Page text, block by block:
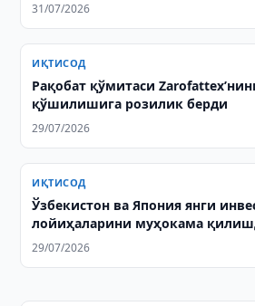
31/07/2026
ИҚТИСОД
Рақобат қўмитаси
қўшилишига розилик берди
29/07/2026
ИҚТИСОД
Ўзбекистон ва Япония янги
лойиҳаларини муҳокама
29/07/2026